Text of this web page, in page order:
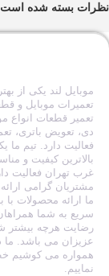
نظرات بسته شده
موبایل لند یکی از
تعمیرات موبایل و
تعمیر قطعات انواع
دی، تعویض باتری،
فعالیت دارد. تیم ما
بالاترین کیفیت و
غرب تهران فعالیت
مشتریان گرامی
ما ارائه محصولات
سریع به شما
رضایت هرچه بیشتر
عزیزان می باشد. ما
همواره می کوشیم
نماییم.